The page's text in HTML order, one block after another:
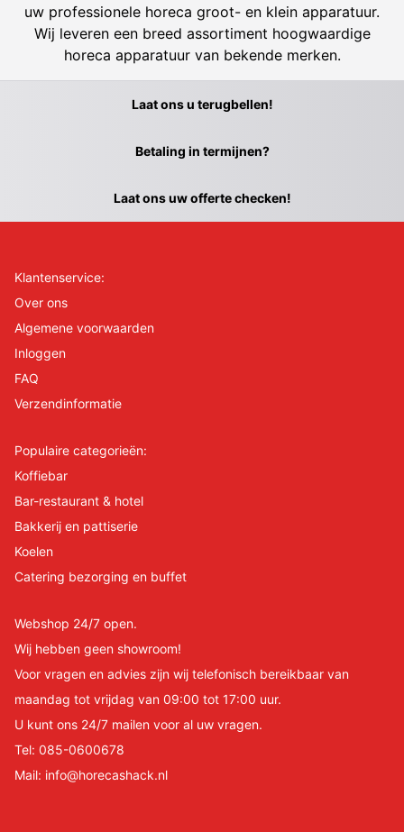
uw professionele horeca groot- en klein apparatuur.
Wij leveren een breed assortiment hoogwaardige
horeca apparatuur van bekende merken.
Laat ons u terugbellen!
Betaling in termijnen?
Laat ons uw offerte checken!
Klantenservice:
Over ons
Algemene voorwaarden
Inloggen
FAQ
Verzendinformatie
Populaire categorieën:
Koffiebar
Bar-restaurant & hotel
Bakkerij en pattiserie
Koelen
Catering bezorging en buffet
Webshop 24/7 open.
Wij hebben geen showroom!
Voor vragen en advies zijn wij telefonisch bereikbaar van
maandag tot vrijdag van 09:00 tot 17:00 uur.
U kunt ons 24/7 mailen voor al uw vragen.
Tel: 085-0600678
Mail: info@horecashack.nl